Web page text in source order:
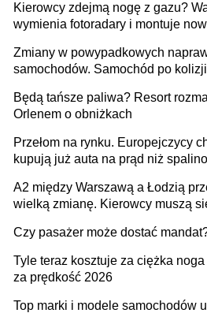
Kierowcy zdejmą nogę z gazu?
wymienia fotoradary i montuje
Zmiany w powypadkowych
samochodów. Samochód po
technologią producenta
Będą tańsze paliwa? Resort
Orlenem o obniżkach
Przełom na rynku. Europejczycy
kupują już auta na prąd niż
A2 między Warszawą a Łodzią
wielką zmianę. Kierowcy muszą
Czy pasażer może dostać
Tyle teraz kosztuje za ciężka
za prędkość 2026
Top marki i modele samochodów